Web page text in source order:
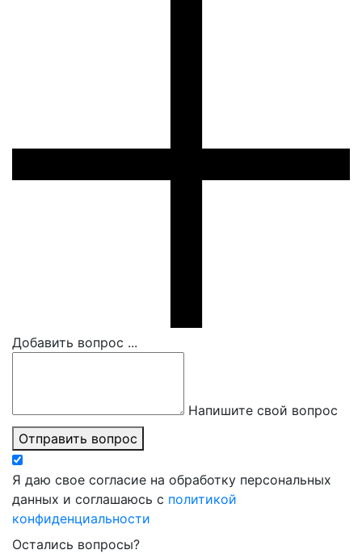
Добавить вопрос ...
Напишите свой вопрос
Отправить вопрос
Я даю свое согласие на обработку персональных
данных и соглашаюсь с политикой
конфиденциальности
Остались вопросы?